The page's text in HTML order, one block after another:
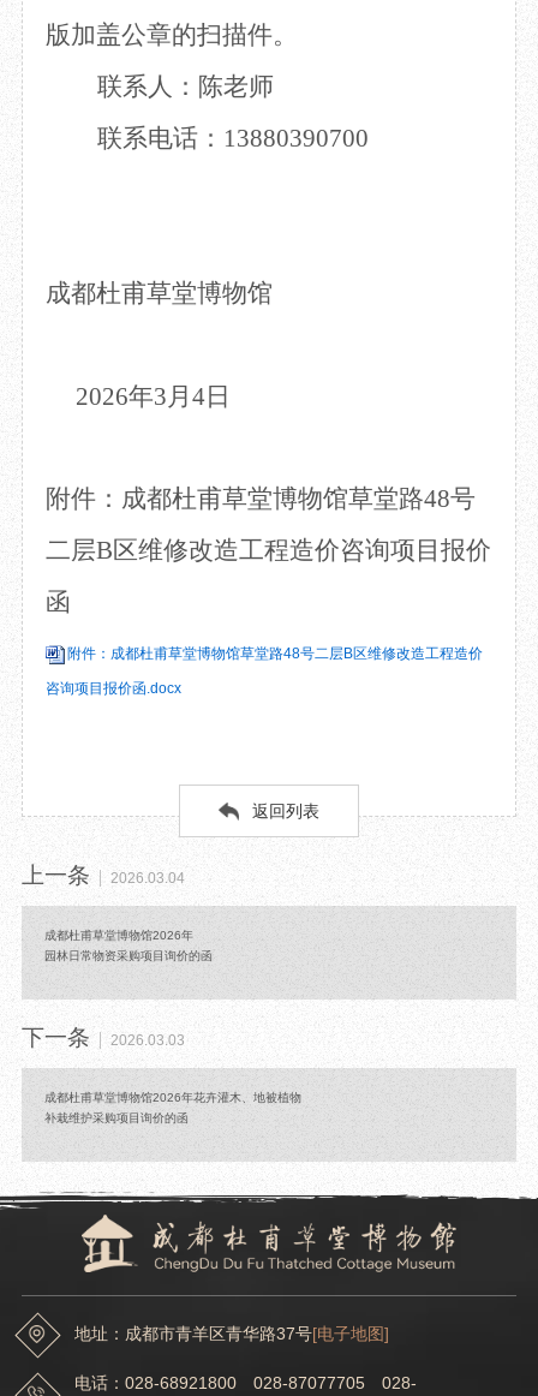
版加盖公章的扫描件。
联系人：陈老师
联系电话： 13880390700
成都杜甫草堂博物馆
2026年3月4日
附件：成都杜甫草堂博物馆草堂路48号
二层B区维修改造工程造价咨询项目报价
函
附件：成都杜甫草堂博物馆草堂路48号二层B区维修改造工程造价
咨询项目报价函.docx
返回列表
上一条 2026.03.04
成都杜甫草堂博物馆2026年
园林日常物资采购项目询价的函
下一条 2026.03.03
成都杜甫草堂博物馆2026年花卉灌木、地被植物
补栽维护采购项目询价的函
地址：成都市青羊区青华路37号[电子地图]
电话：028-68921800 028-87077705 028-